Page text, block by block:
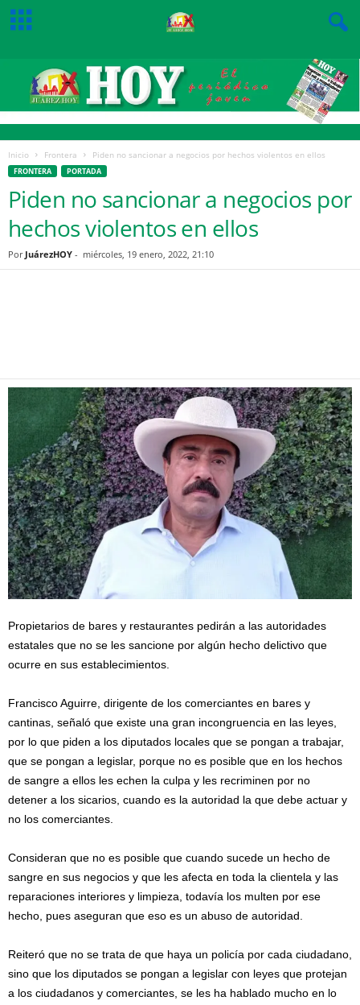
Inicio Frontera Piden no sancionar a negocios por hechos violentos en ellos
FRONTERA PORTADA
Piden no sancionar a negocios por
hechos violentos en ellos
Por JuárezHOY - miércoles, 19 enero, 2022, 21:10
Propietarios de bares y restaurantes pedirán a las autoridades
estatales que no se les sancione por algún hecho delictivo que
ocurre en sus establecimientos.
Francisco Aguirre, dirigente de los comerciantes en bares y
cantinas, señaló que existe una gran incongruencia en las leyes,
por lo que piden a los diputados locales que se pongan a trabajar,
que se pongan a legislar, porque no es posible que en los hechos
de sangre a ellos les echen la culpa y les recriminen por no
detener a los sicarios, cuando es la autoridad la que debe actuar y
no los comerciantes.
Consideran que no es posible que cuando sucede un hecho de
sangre en sus negocios y que les afecta en toda la clientela y las
reparaciones interiores y limpieza, todavía los multen por ese
hecho, pues aseguran que eso es un abuso de autoridad.
Reiteró que no se trata de que haya un policía por cada ciudadano,
sino que los diputados se pongan a legislar con leyes que protejan
a los ciudadanos y comerciantes, se les ha hablado mucho en lo